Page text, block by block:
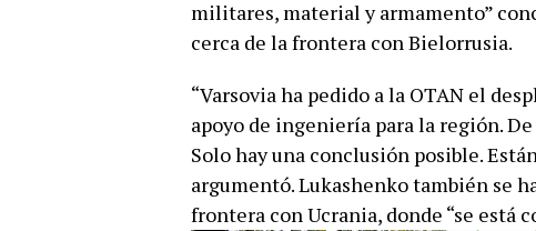
militares, material y armamento”
cerca de la frontera con Bielorrusia.
“Varsovia ha pedido a la OTAN el
apoyo de ingeniería para la región.
Solo hay una conclusión posible.
argumentó. Lukashenko también se
frontera con Ucrania, donde “se está